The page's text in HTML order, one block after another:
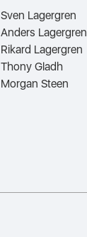
Sven Lagergren
Anders Lagergren
Rikard Lagergren
Thony Gladh
Morgan Steen